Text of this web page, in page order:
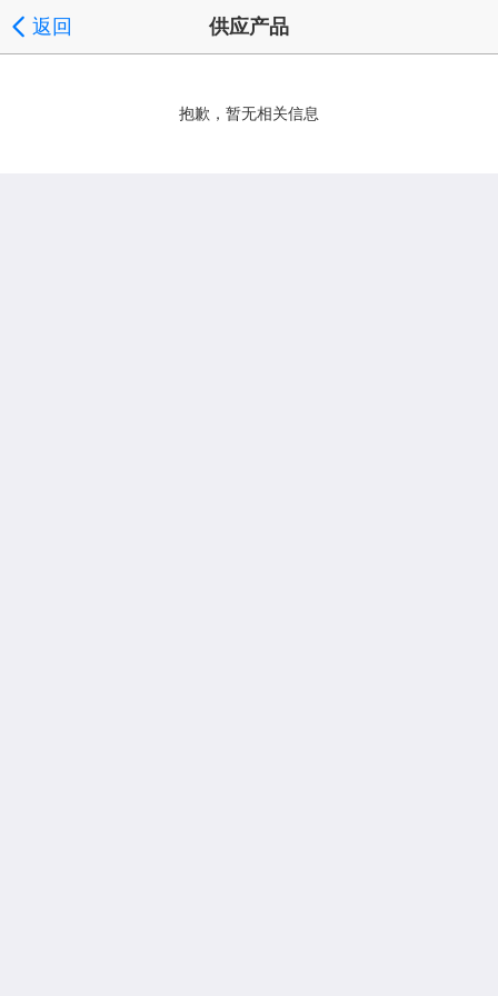
返回 供应产品
抱歉，暂无相关信息